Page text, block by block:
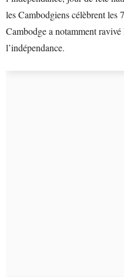
les Cambodgiens célèbrent les
Cambodge a notamment
l’indépendance.